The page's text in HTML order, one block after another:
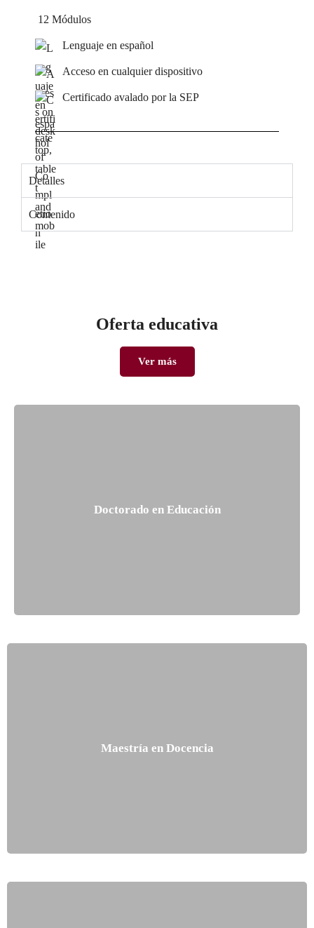
12 Módulos
Lenguaje en español
Acceso en cualquier dispositivo
Certificado avalado por la SEP
Detalles
Contenido
Oferta educativa
Ver más
Doctorado en Educación
Maestría en Docencia